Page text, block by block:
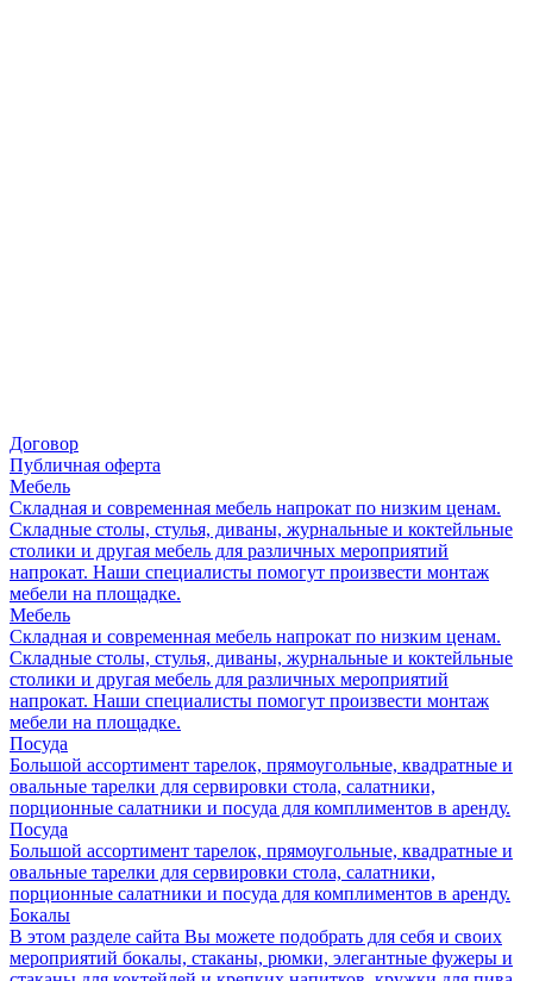
Договор
Публичная оферта
Мебель
Складная и современная мебель напрокат по низким ценам.
Складные столы, стулья, диваны, журнальные и коктейльные
столики и другая мебель для различных мероприятий
напрокат. Наши специалисты помогут произвести монтаж
мебели на площадке.
Мебель
Складная и современная мебель напрокат по низким ценам.
Складные столы, стулья, диваны, журнальные и коктейльные
столики и другая мебель для различных мероприятий
напрокат. Наши специалисты помогут произвести монтаж
мебели на площадке.
Посуда
Большой ассортимент тарелок, прямоугольные, квадратные и
овальные тарелки для сервировки стола, салатники,
порционные салатники и посуда для комплиментов в аренду.
Посуда
Большой ассортимент тарелок, прямоугольные, квадратные и
овальные тарелки для сервировки стола, салатники,
порционные салатники и посуда для комплиментов в аренду.
Бокалы
В этом разделе сайта Вы можете подобрать для себя и своих
мероприятий бокалы, стаканы, рюмки, элегантные фужеры и